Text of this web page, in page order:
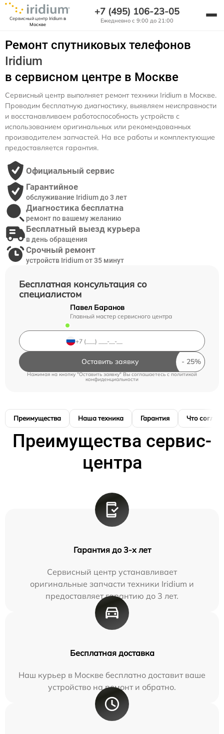
Сервисный центр Iridiumв
Москве
+7 (495) 106-23-05
Ежедневно с 9:00 до 21:00
Ремонт спутниковых телефонов
Iridium
в сервисном центре в Москве
Бесплатная консультация со
специалистом
Павел Баранов
Главный мастер сервисного центра
Оставить заявку
Нажимая на кнопку "Оставить заявку" Вы соглашаетесь c политикой
конфиденциальности
Сервисный центр выполняет ремонт техники Iridium в Москве.
Проводим бесплатную диагностику, выявляем неисправности
и восстанавливаем работоспособность устройств с
использованием оригинальных или рекомендованных
производителем запчастей. На все работы и комплектующие
предоставляется гарантия.
Официальный сервис
Гарантийное
обслуживание Iridium до 3 лет
Диагностика бесплатна
ремонт по вашему желанию
Бесплатный выезд курьера
в день обращения
Срочный ремонт
устройств Iridium от 35 минут
Преимущества Наша техника Гарантия Что
Преимущества сервис-
центра
Гарантия до 3-х лет
Сервисный центр устанавливает
оригинальные запчасти техники Iridium и
предоставляет гарантию до 3 лет.
Бесплатная доставка
Наш курьер в Москве бесплатно доставит ваше
устройство на ремонт и обратно.